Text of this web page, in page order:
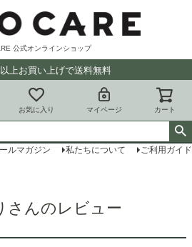
公式オンラインショップ
上お買い上げで送料無料
お気に入り マイページ カート
ルマガジン 私たちについて
ご利用ガイド
さんのレビュー